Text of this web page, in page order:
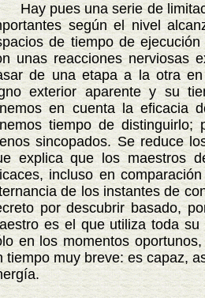
pues una serie de
según el nivel
de tiempo de
unas reacciones nerviosas
de una etapa a la otra
exterior aparente y su
en cuenta la eficacia
tiempo de distinguirlo;
sincopados. Se reduce
explica que los maestros
incluso en
de los instantes de
por descubrir basado,
es el que utiliza toda
en los momentos
tiempo muy breve: es capaz,